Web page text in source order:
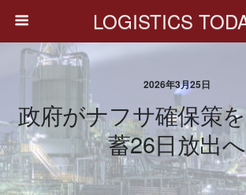
LOGISTICS
2026年3月25日
政府がナフサ確保策
蓄26日放出へ